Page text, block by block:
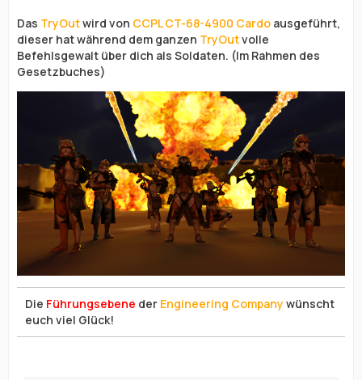
Das TryOutwird von CCPL CT-68-4900 Cardo ausgeführt,
dieser hat während dem ganzen TryOutvolle
Befehlsgewalt über dich als Soldaten. (Im Rahmen des
Gesetzbuches)
Die Führungsebene der Engineering Company wünscht
euch viel Glück!